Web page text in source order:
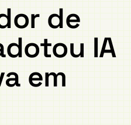
de
IA
em